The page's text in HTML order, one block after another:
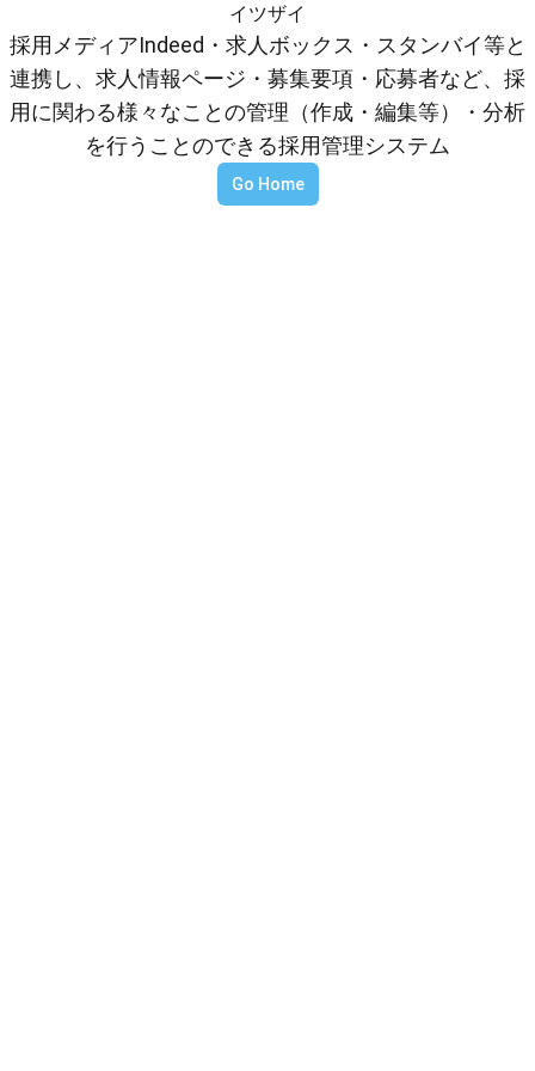
イツザイ
採用メディアIndeed・求人ボックス・スタンバイ等と
連携し、求人情報ページ・募集要項・応募者など、採
用に関わる様々なことの管理（作成・編集等）・分析
を行うことのできる採用管理システム
Go Home